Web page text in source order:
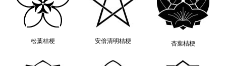
松葉桔梗 安倍清明桔梗 杏葉桔梗